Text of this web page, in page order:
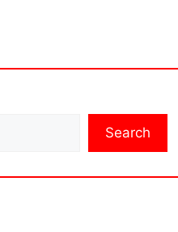
Search